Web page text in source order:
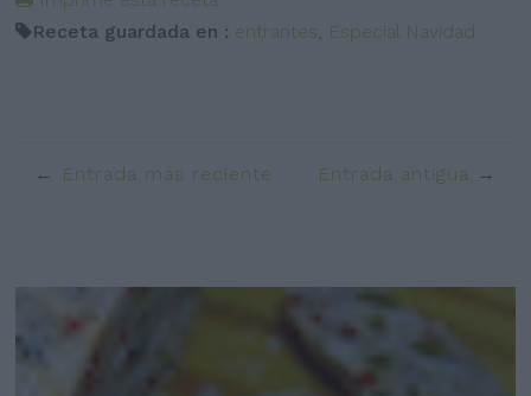
Receta guardada en : entrantes, Especial Navidad
Entrada más reciente Entrada antigua